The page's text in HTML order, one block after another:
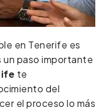
en Tenerife es
un paso importante
te
del
el proceso lo más